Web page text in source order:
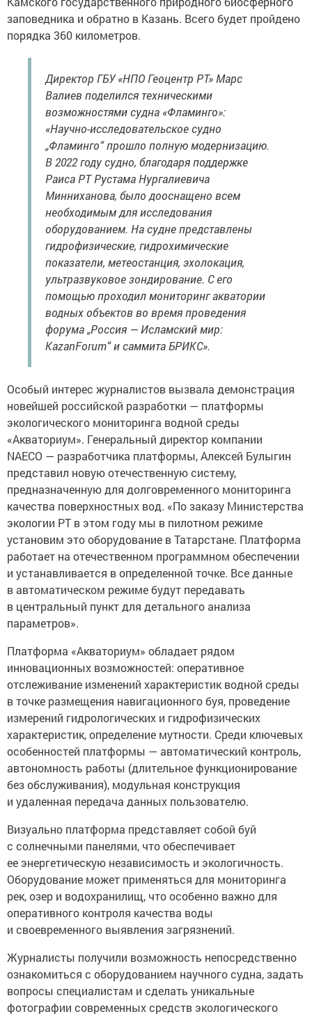
заповедника и обратно в Казань. Всего будет пройдено
порядка 360 километров.
Директор ГБУ «НПО Геоцентр РТ» Марс
Валиев поделился техническими
возможностями судна «Фламинго»:
«Научно-исследовательское судно
„Фламинго“ прошло полную модернизацию.
В 2022 году судно, благодаря поддержке
Раиса РТ Рустама Нургалиевича
Минниханова, было дооснащено всем
необходимым для исследования
оборудованием. На судне представлены
гидрофизические, гидрохимические
показатели, метеостанция, эхолокация,
ультразвуковое зондирование. С его
помощью проходил мониторинг акватории
водных объектов во время проведения
форума „Россия — Исламский мир:
КаzanForum“ и саммита БРИКС».
Особый интерес журналистов вызвала демонстрация
новейшей российской разработки — платформы
экологического мониторинга водной среды
«Акваториум». Генеральный директор компании
NAECO — разработчика платформы, Алексей Булыгин
представил новую отечественную систему,
предназначенную для долговременного мониторинга
качества поверхностных вод. «По заказу Министерства
экологии РТ в этом году мы в пилотном режиме
установим это оборудование в Татарстане. Платформа
работает на отечественном программном обеспечении
и устанавливается в определенной точке. Все данные
в автоматическом режиме будут передавать
в центральный пункт для детального анализа
параметров».
Платформа «Акваториум» обладает рядом
инновационных возможностей: оперативное
отслеживание изменений характеристик водной среды
в точке размещения навигационного буя, проведение
измерений гидрологических и гидрофизических
характеристик, определение мутности. Среди ключевых
особенностей платформы — автоматический контроль,
автономность работы (длительное функционирование
без обслуживания), модульная конструкция
и удаленная передача данных пользователю.
Визуально платформа представляет собой буй
с солнечными панелями, что обеспечивает
ее энергетическую независимость и экологичность.
Оборудование может применяться для мониторинга
рек, озер и водохранилищ, что особенно важно для
оперативного контроля качества воды
и своевременного выявления загрязнений.
Журналисты получили возможность непосредственно
ознакомиться с оборудованием научного судна, задать
вопросы специалистам и сделать уникальные
фотографии современных средств экологического